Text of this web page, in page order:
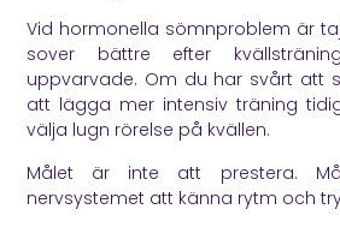
Vid hormonella sömnproblem är
sover bättre efter
uppvarvade. Om du har svårt att
att lägga mer intensiv träning
välja lugn rörelse på kvällen.
Målet är inte att prestera.
nervsystemet att känna rytm och